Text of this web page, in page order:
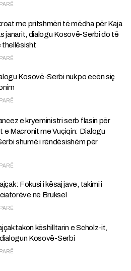
me pritshmëri të mëdha për Kaja
janarit, dialogu Kosovë-Serbi do të
thellësisht
Kosovë-Serbi nuk po ecën siç
e kryeministri serb flasin për
e Macronit me Vuçiqin: Dialogu
shumë i rëndësishëm për
Fokusi i kësaj jave, takimi i
në Bruksel
takon këshilltarin e Scholz-it,
Kosovë-Serbi